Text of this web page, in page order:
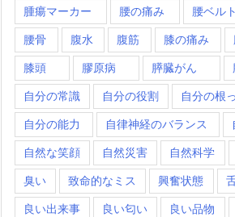
腫瘍マーカー 腰の痛み 腰ベルト
腰骨 腹水 腹筋 膝の痛み
膝頭 膠原病 膵臓がん
自分の常識 自分の役割 自分の根
自分の能力 自律神経のバランス
自然な笑顔 自然災害 自然科学
臭い 致命的なミス 興奮状態
良い出来事 良い匂い 良い品物